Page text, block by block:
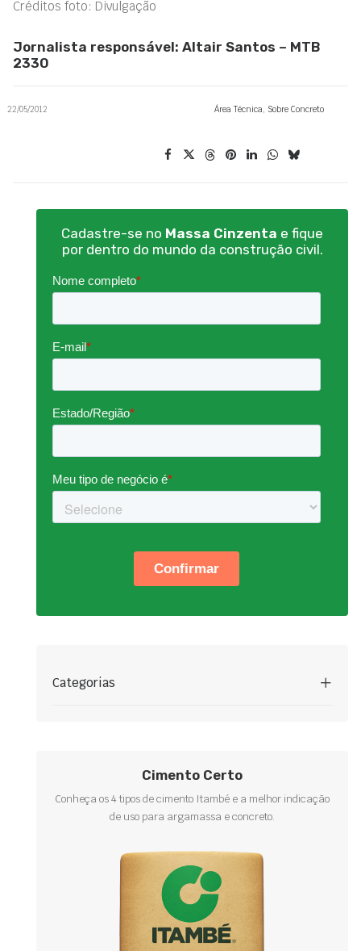
Créditos foto: Divulgação
Jornalista responsável: Altair Santos – MTB
2330
22/05/2012 Área Técnica, Sobre Concreto
Cadastre-se no Massa Cinzenta e fique
por dentro do mundo da construção civil.
Categorias
Cimento Certo
Conheça os 4 tipos de cimento Itambé e a melhor indicação
de uso para argamassa e concreto.